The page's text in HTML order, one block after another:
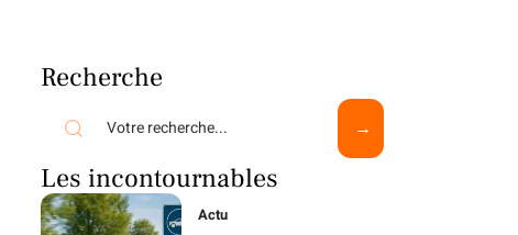
Recherche
Les incontournables
Actu